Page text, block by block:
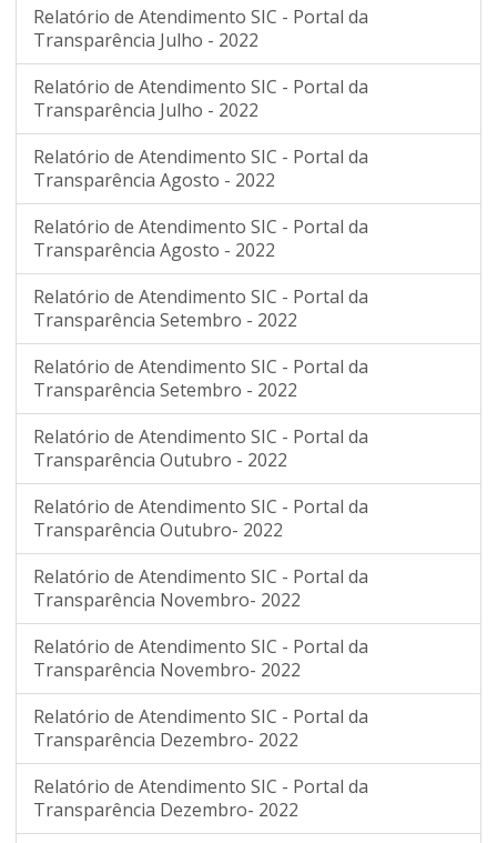
Relatório de Atendimento SIC - Portal da
Transparência Julho - 2022
Relatório de Atendimento SIC - Portal da
Transparência Julho - 2022
Relatório de Atendimento SIC - Portal da
Transparência Agosto - 2022
Relatório de Atendimento SIC - Portal da
Transparência Agosto - 2022
Relatório de Atendimento SIC - Portal da
Transparência Setembro - 2022
Relatório de Atendimento SIC - Portal da
Transparência Setembro - 2022
Relatório de Atendimento SIC - Portal da
Transparência Outubro - 2022
Relatório de Atendimento SIC - Portal da
Transparência Outubro- 2022
Relatório de Atendimento SIC - Portal da
Transparência Novembro- 2022
Relatório de Atendimento SIC - Portal da
Transparência Novembro- 2022
Relatório de Atendimento SIC - Portal da
Transparência Dezembro- 2022
Relatório de Atendimento SIC - Portal da
Transparência Dezembro- 2022